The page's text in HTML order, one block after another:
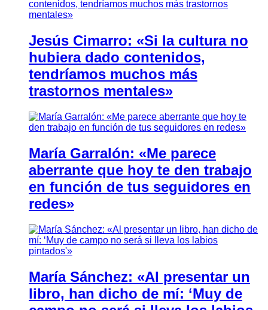
Jesús Cimarro: «Si la cultura no
hubiera dado contenidos,
tendríamos muchos más
trastornos mentales»
María Garralón: «Me parece
aberrante que hoy te den trabajo
en función de tus seguidores en
redes»
María Sánchez: «Al presentar un
libro, han dicho de mí: ‘Muy de